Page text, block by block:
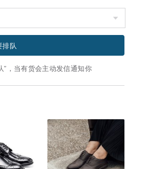
排队
”，当有货会主动发信通知你